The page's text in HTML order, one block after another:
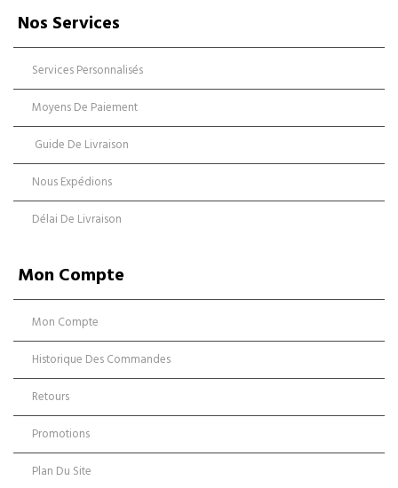
Nos Services
Services Personnalisés
Moyens De Paiement
Guide De Livraison
Nous Expédions
Délai De Livraison
Mon Compte
Mon Compte
Historique Des Commandes
Retours
Promotions
Plan Du Site